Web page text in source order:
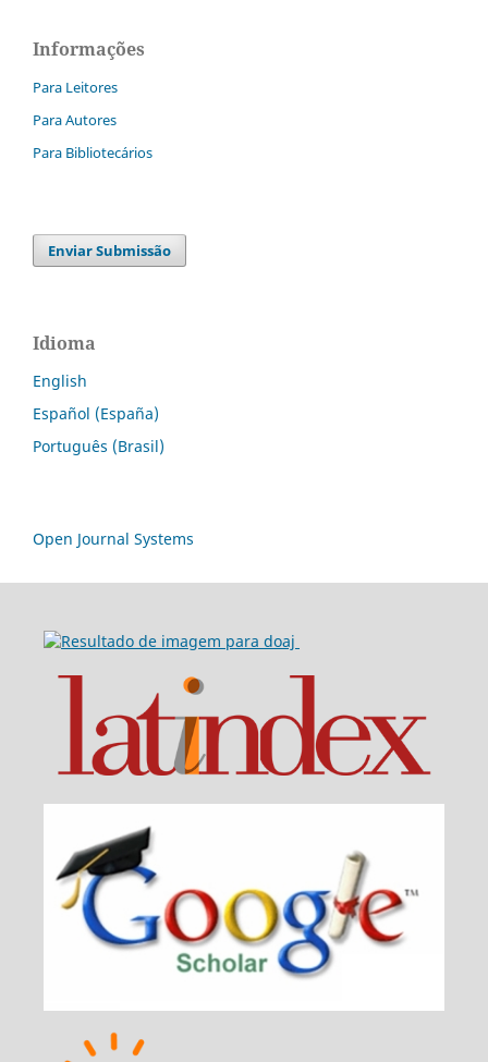
Informações
Para Leitores
Para Autores
Para Bibliotecários
Enviar Submissão
Idioma
English
Español (España)
Português (Brasil)
Open Journal Systems